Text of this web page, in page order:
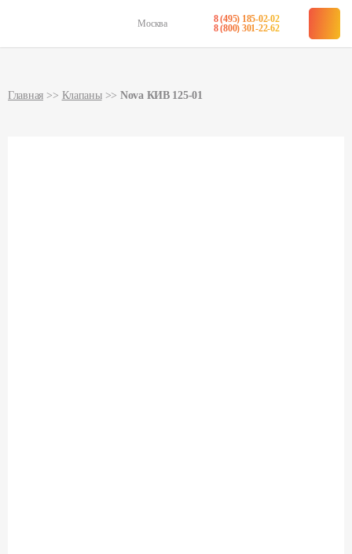
Москва
8 (495) 185-02-02
8 (800) 301-22-62
Главная Клапаны Nova КИВ 125-01